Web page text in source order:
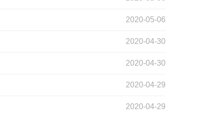
2020-05-06
2020-04-30
2020-04-30
2020-04-29
2020-04-29